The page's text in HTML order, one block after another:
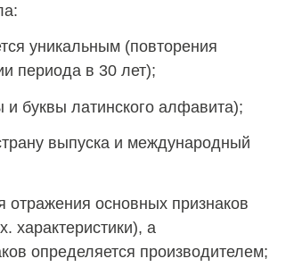
уникальным (повторения
периода в 30 лет);
буквы латинского алфавита);
выпуска и международный
основных признаков
характеристики), а
определяется производителем;